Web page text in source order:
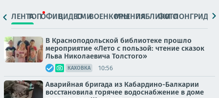
ЛЕНТАТОПОФИЦ.ВИДЕОСМИВОЕНКОРЫМНЕНИЯПАБЛИКИ
ФОТОЛОНГРИДЫ
В Красноподольской библиотеке прошло
мероприятие «Лето с пользой: чтение сказок
Льва Николаевича Толстого»
КАХОВКА 10:56
Аварийная бригада из Кабардино-Балкарии
восстановила горячее водоснабжение в доме